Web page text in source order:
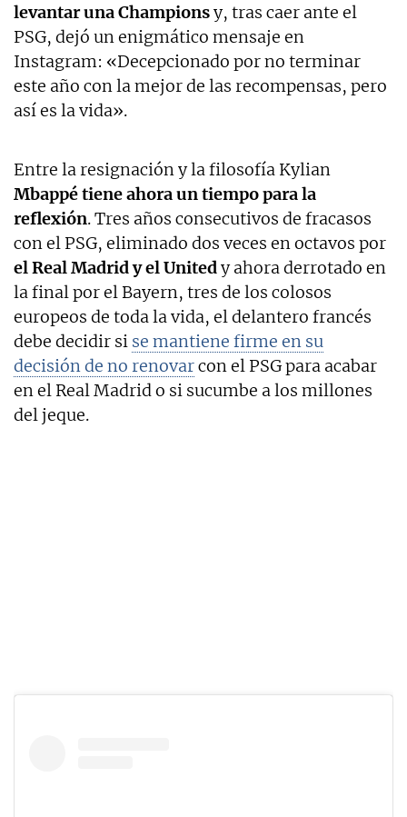
levantar una Championsy, tras caer ante el
PSG, dejó un enigmático mensaje en
Instagram: «Decepcionado por no terminar
este año con la mejor de las recompensas, pero
así es la vida».
Entre la resignación y la filosofía Kylian
Mbappé tiene ahora un tiempo para la
reflexión. Tres años consecutivos de fracasos
con el PSG, eliminado dos veces en octavos por
el Real Madrid y el Unitedy ahora derrotado en
la final por el Bayern, tres de los colosos
europeos de toda la vida, el delantero francés
debe decidir si se mantiene firme en su
decisión de no renovarcon el PSG para acabar
en el Real Madrid o si sucumbe a los millones
del jeque.